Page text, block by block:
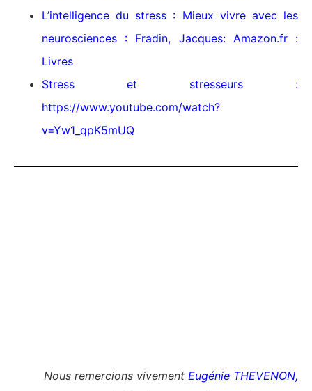
L’intelligence du stress : Mieux vivre avec les
neurosciences : Fradin, Jacques: Amazon.fr :
Livres
Stress et stresseurs :
https://www.youtube.com/watch?
v=Yw1_qpK5mUQ
Nous remercions vivement Eugénie THEVENON,